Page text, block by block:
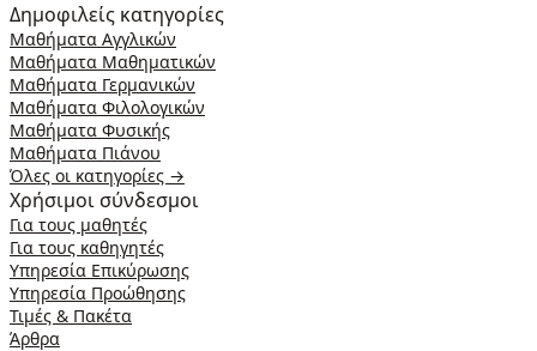
Δημοφιλείς κατηγορίες
Μαθήματα Αγγλικών
Μαθήματα Μαθηματικών
Μαθήματα Γερμανικών
Μαθήματα Φιλολογικών
Μαθήματα Φυσικής
Μαθήματα Πιάνου
Όλες οι κατηγορίες →
Χρήσιμοι σύνδεσμοι
Για τους μαθητές
Για τους καθηγητές
Υπηρεσία Επικύρωσης
Υπηρεσία Προώθησης
Τιμές & Πακέτα
Άρθρα